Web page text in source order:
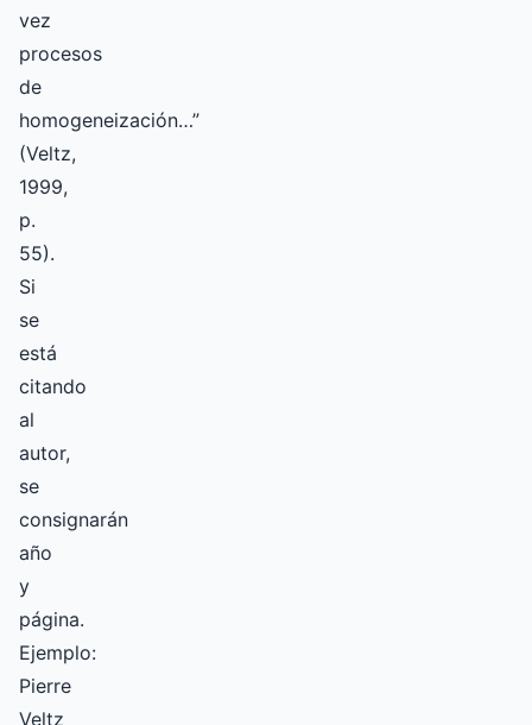
vez
procesos
de
homogeneización…”
(Veltz,
1999,
p.
55).
Si
se
está
citando
al
autor,
se
consignarán
año
y
página.
Ejemplo:
Pierre
Veltz